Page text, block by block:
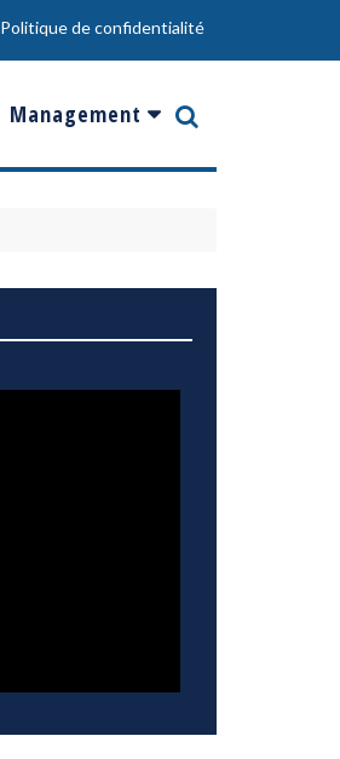
Politique de confidentialité
Management
Innovation